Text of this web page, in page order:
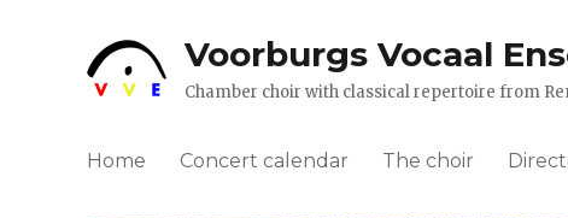
Voorburgs Vocaal
Chamber choir with classical repertoire from
Home Concert calendar The choir